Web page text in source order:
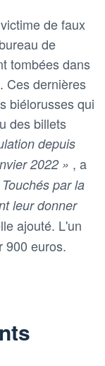
de faux
de
tombées dans
Ces dernières
biélorusses qui
des billets
depuis
2022 » , a
par la
leur donner
ajouté. L'un
900 euros.